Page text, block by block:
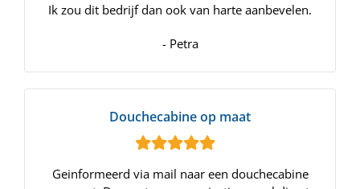
Ik zou dit bedrijf dan ook van harte aanbevelen.
- Petra
Douchecabine op maat
Geinformeerd via mail naar een douchecabine